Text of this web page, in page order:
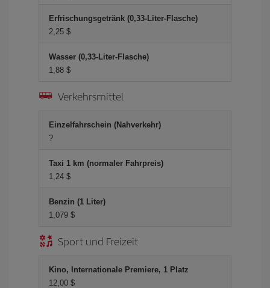
Erfrischungsgetränk (0,33-Liter-Flasche)
2,25 $
Wasser (0,33-Liter-Flasche)
1,88 $
Verkehrsmittel
Einzelfahrschein (Nahverkehr)
?
Taxi 1 km (normaler Fahrpreis)
1,24 $
Benzin (1 Liter)
1,079 $
Sport und Freizeit
Kino, Internationale Premiere, 1 Platz
12,00 $